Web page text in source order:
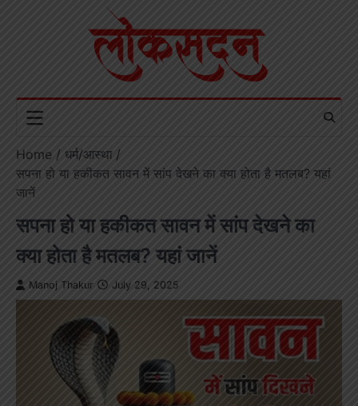
Home
धर्म/आस्था
सपना हो या हकीकत सावन में सांप देखने का क्या होता है मतलब? यहां
जानें
सपना हो या हकीकत सावन में सांप देखने का
क्या होता है मतलब? यहां जानें
Manoj Thakur July 29, 2025